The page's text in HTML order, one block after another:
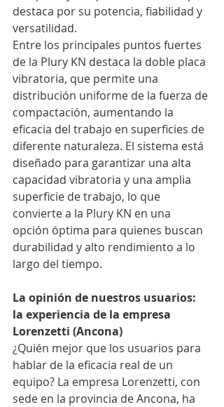
destaca por su potencia, fiabilidad y
versatilidad.
Entre los principales puntos fuertes
de la Plury KN destaca la doble placa
vibratoria, que permite una
distribución uniforme de la fuerza de
compactación, aumentando la
eficacia del trabajo en superficies de
diferente naturaleza. El sistema está
diseñado para garantizar una alta
capacidad vibratoria y una amplia
superficie de trabajo, lo que
convierte a la Plury KN en una
opción óptima para quienes buscan
durabilidad y alto rendimiento a lo
largo del tiempo.
La opinión de nuestros usuarios:
la experiencia de la empresa
Lorenzetti (Ancona)
¿Quién mejor que los usuarios para
hablar de la eficacia real de un
equipo? La empresa Lorenzetti, con
sede en la provincia de Ancona, ha